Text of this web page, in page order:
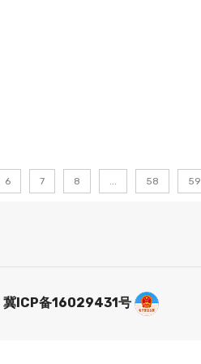
6 7 8 ... 58 59
冀ICP备16029431号